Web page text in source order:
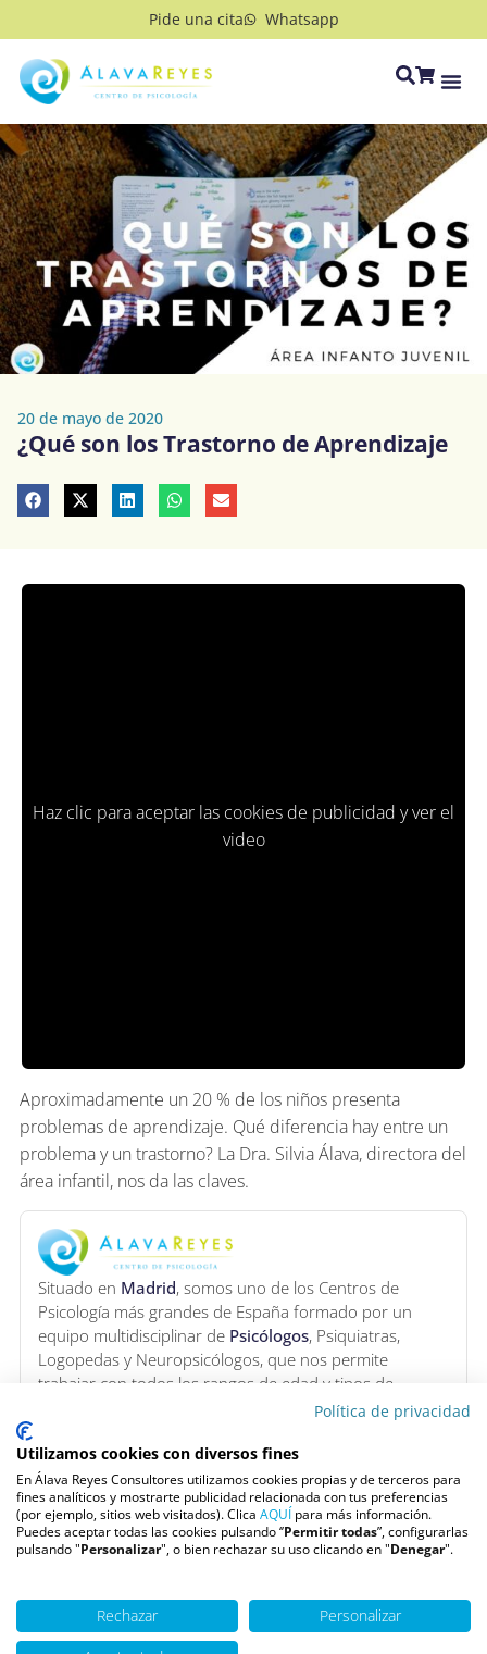
Pide una cita Whatsapp
20 de mayo de 2020
¿Qué son los Trastorno de Aprendizaje
Haz clic para aceptar las cookies de publicidad y ver el
video
Aproximadamente un 20 % de los niños presenta
problemas de aprendizaje. Qué diferencia hay entre un
problema y un trastorno? La Dra. Silvia Álava, directora del
área infantil, nos da las claves.
Situado en Madrid, somos uno de los Centros de
Psicología más grandes de España formado por un
equipo multidisciplinar de Psicólogos, Psiquiatras,
Logopedas y Neuropsicólogos, que nos permite
trabajar con todos los rangos de edad y tipos de
Pide una cita
Escúchanos en
Youtube
Política de privacidad
Utilizamos cookies con diversos fines
En Álava Reyes Consultores utilizamos cookies propias y de terceros para
fines analíticos y mostrarte publicidad relacionada con tus preferencias
(por ejemplo, sitios web visitados). Clica AQUÍ para más información.
Puedes aceptar todas las cookies pulsando ‘’Permitir todas”, configurarlas
pulsando "Personalizar", o bien rechazar su uso clicando en "Denegar".
Rechazar
Personalizar